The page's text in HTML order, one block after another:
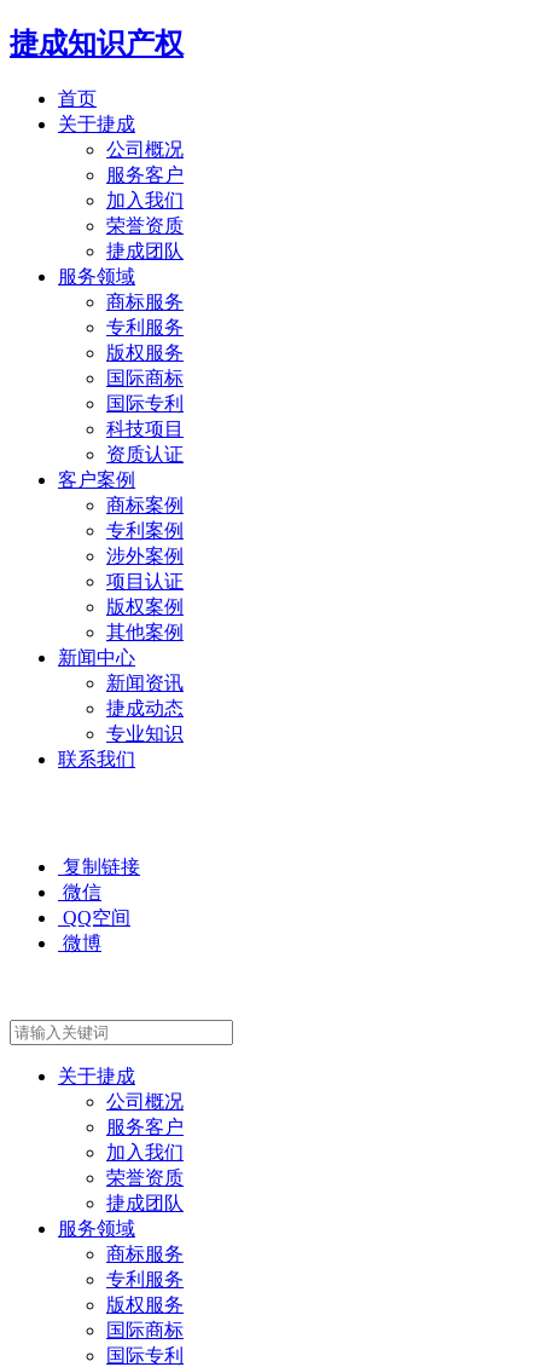
捷成知识产权
首页
关于捷成
公司概况
服务客户
加入我们
荣誉资质
捷成团队
服务领域
商标服务
专利服务
版权服务
国际商标
国际专利
科技项目
资质认证
客户案例
商标案例
专利案例
涉外案例
项目认证
版权案例
其他案例
新闻中心
新闻资讯
捷成动态
专业知识
联系我们
复制链接
微信
QQ空间
微博
关于捷成
公司概况
服务客户
加入我们
荣誉资质
捷成团队
服务领域
商标服务
专利服务
版权服务
国际商标
国际专利